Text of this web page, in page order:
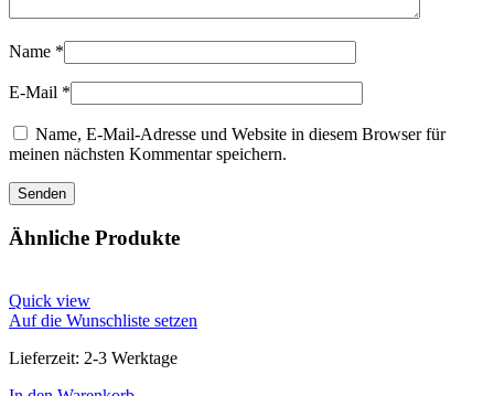
Name *
E-Mail *
Name, E-Mail-Adresse und Website in diesem Browser für
meinen nächsten Kommentar speichern.
Ähnliche Produkte
Quick view
Auf die Wunschliste setzen
Lieferzeit: 2-3 Werktage